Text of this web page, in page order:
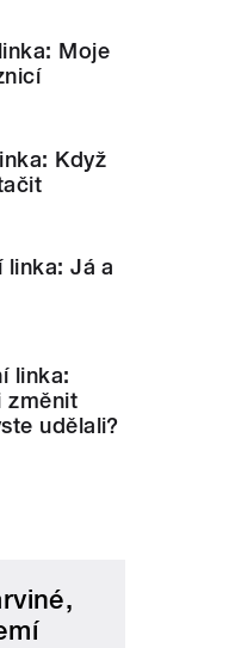
Moje
Když
linka: Já a
linka:
změnit
udělali?